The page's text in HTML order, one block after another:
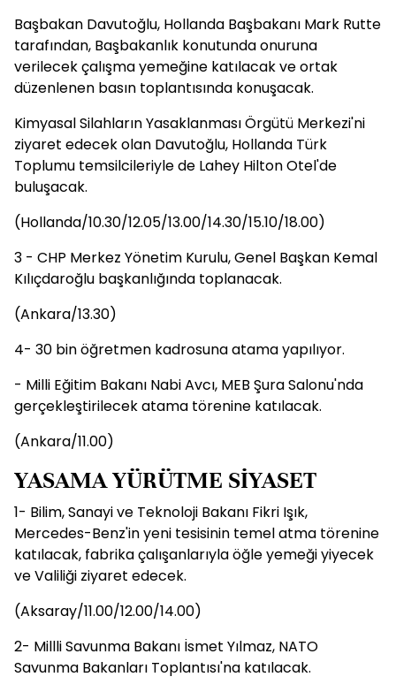
Başbakan Davutoğlu, Hollanda Başbakanı Mark Rutte
tarafından, Başbakanlık konutunda onuruna
verilecek çalışma yemeğine katılacak ve ortak
düzenlenen basın toplantısında konuşacak.
Kimyasal Silahların Yasaklanması Örgütü Merkezi'ni
ziyaret edecek olan Davutoğlu, Hollanda Türk
Toplumu temsilcileriyle de Lahey Hilton Otel'de
buluşacak.
(Hollanda/10.30/12.05/13.00/14.30/15.10/18.00)
3 - CHP Merkez Yönetim Kurulu, Genel Başkan Kemal
Kılıçdaroğlu başkanlığında toplanacak.
(Ankara/13.30)
4- 30 bin öğretmen kadrosuna atama yapılıyor.
- Milli Eğitim Bakanı Nabi Avcı, MEB Şura Salonu'nda
gerçekleştirilecek atama törenine katılacak.
(Ankara/11.00)
YASAMA YÜRÜTME SİYASET
1- Bilim, Sanayi ve Teknoloji Bakanı Fikri Işık,
Mercedes-Benz'in yeni tesisinin temel atma törenine
katılacak, fabrika çalışanlarıyla öğle yemeği yiyecek
ve Valiliği ziyaret edecek.
(Aksaray/11.00/12.00/14.00)
2- Millli Savunma Bakanı İsmet Yılmaz, NATO
Savunma Bakanları Toplantısı'na katılacak.